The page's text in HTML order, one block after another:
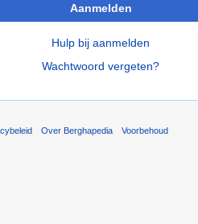
Aanmelden
Hulp bij aanmelden
Wachtwoord vergeten?
Over Berghapedia Voorbehoud